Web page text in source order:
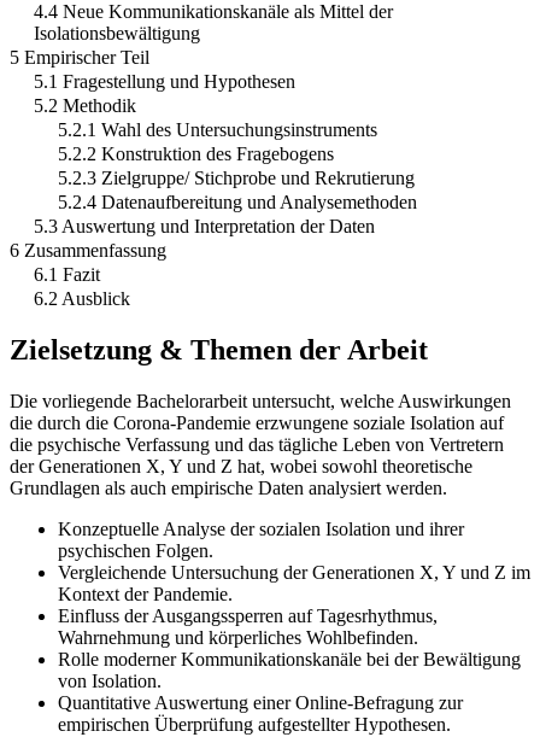
4.4 Neue Kommunikationskanäle als Mittel der
Isolationsbewältigung
5 Empirischer Teil
5.1 Fragestellung und Hypothesen
5.2 Methodik
5.2.1 Wahl des Untersuchungsinstruments
5.2.2 Konstruktion des Fragebogens
5.2.3 Zielgruppe/ Stichprobe und Rekrutierung
5.2.4 Datenaufbereitung und Analysemethoden
5.3 Auswertung und Interpretation der Daten
6 Zusammenfassung
6.1 Fazit
6.2 Ausblick
Zielsetzung & Themen der Arbeit
Die vorliegende Bachelorarbeit untersucht, welche Auswirkungen
die durch die Corona-Pandemie erzwungene soziale Isolation auf
die psychische Verfassung und das tägliche Leben von Vertretern
der Generationen X, Y und Z hat, wobei sowohl theoretische
Grundlagen als auch empirische Daten analysiert werden.
Konzeptuelle Analyse der sozialen Isolation und ihrer
psychischen Folgen.
Vergleichende Untersuchung der Generationen X, Y und Z im
Kontext der Pandemie.
Einfluss der Ausgangssperren auf Tagesrhythmus,
Wahrnehmung und körperliches Wohlbefinden.
Rolle moderner Kommunikationskanäle bei der Bewältigung
von Isolation.
Quantitative Auswertung einer Online-Befragung zur
empirischen Überprüfung aufgestellter Hypothesen.